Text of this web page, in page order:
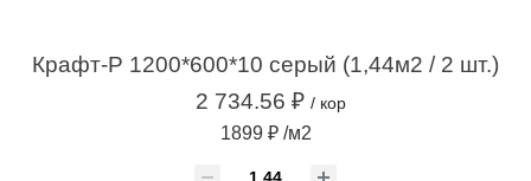
Крафт-Р 1200*600*10 серый (1,44м2 / 2 шт.)
2 734.56 ₽ / кор
1899 ₽ /м2